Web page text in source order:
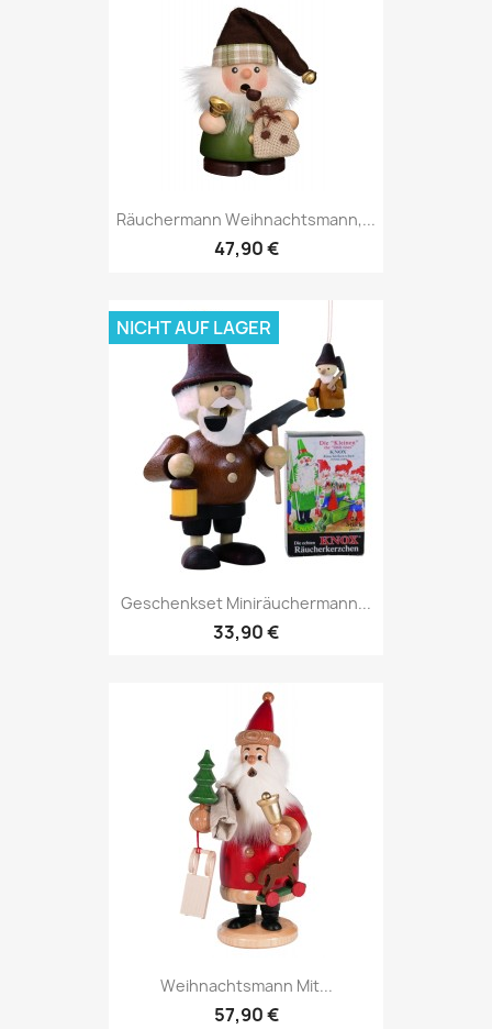
Räuchermann Weihnachtsmann,...
47,90 €
Geschenkset Miniräuchermann...
33,90 €
NICHT AUF LAGER
Weihnachtsmann Mit...
57,90 €